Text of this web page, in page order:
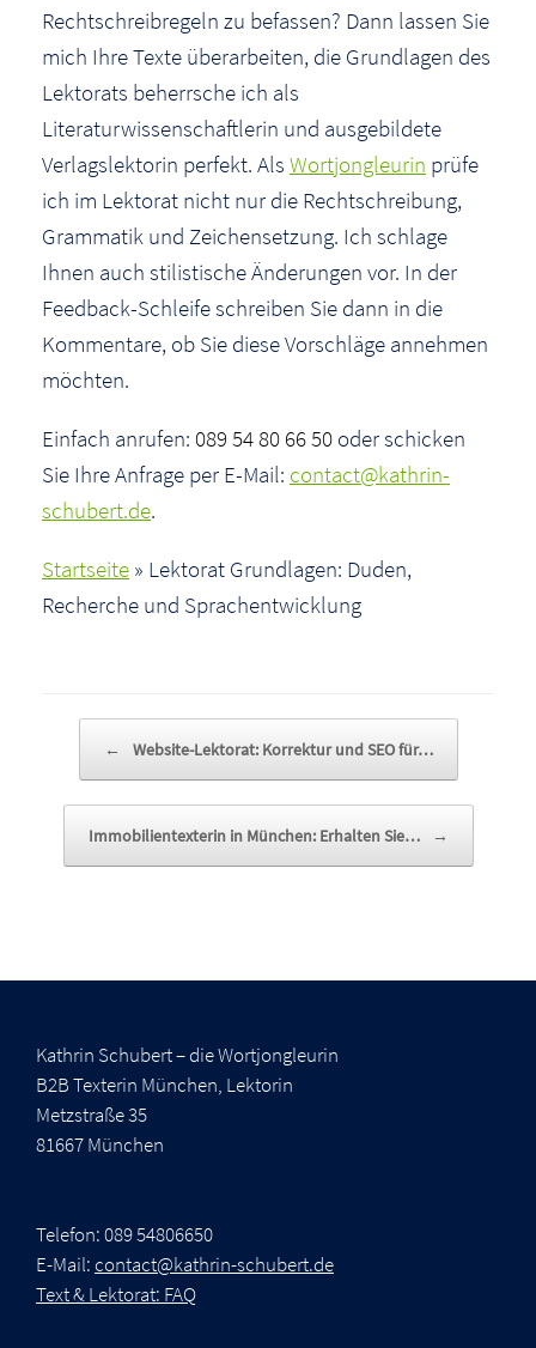
Rechtschreibregeln zu befassen? Dann lassen Sie
mich Ihre Texte überarbeiten, die Grundlagen des
Lektorats beherrsche ich als
Literaturwissenschaftlerin und ausgebildete
Verlagslektorin perfekt. Als Wortjongleurin prüfe
ich im Lektorat nicht nur die Rechtschreibung,
Grammatik und Zeichensetzung. Ich schlage
Ihnen auch stilistische Änderungen vor. In der
Feedback-Schleife schreiben Sie dann in die
Kommentare, ob Sie diese Vorschläge annehmen
möchten.
Einfach anrufen: 089 54 80 66 50 oder schicken
Sie Ihre Anfrage per E-Mail: contact@kathrin-
schubert.de.
Startseite » Lektorat Grundlagen: Duden,
Recherche und Sprachentwicklung
Beitragsnavigation
← Website-Lektorat: Korrektur und SEO für…
Immobilientexterin in München: Erhalten Sie… →
Kathrin Schubert – die Wortjongleurin
B2B Texterin München, Lektorin
Metzstraße 35
81667 München
Telefon: 089 54806650
E-Mail: contact@kathrin-schubert.de
Text & Lektorat: FAQ